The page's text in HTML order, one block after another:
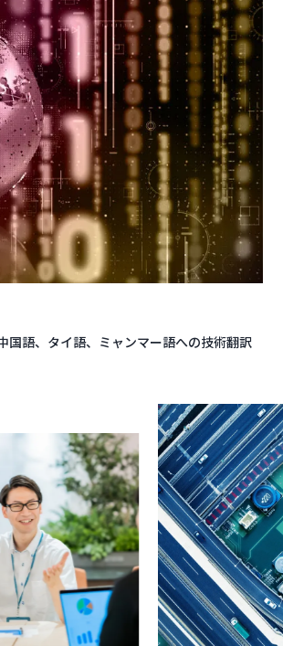
国語、タイ語、ミャンマー語への技術翻訳